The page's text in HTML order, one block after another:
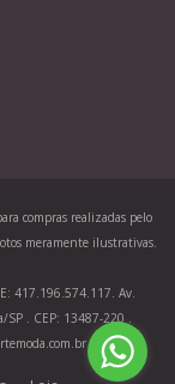
compras realizadas pelo
meramente ilustrativas.
417.196.574.117. Av.
. CEP: 13487-220 .